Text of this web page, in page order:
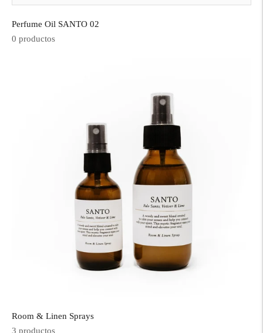
Perfume Oil SANTO 02
0 productos
Room & Linen Sprays
3 productos